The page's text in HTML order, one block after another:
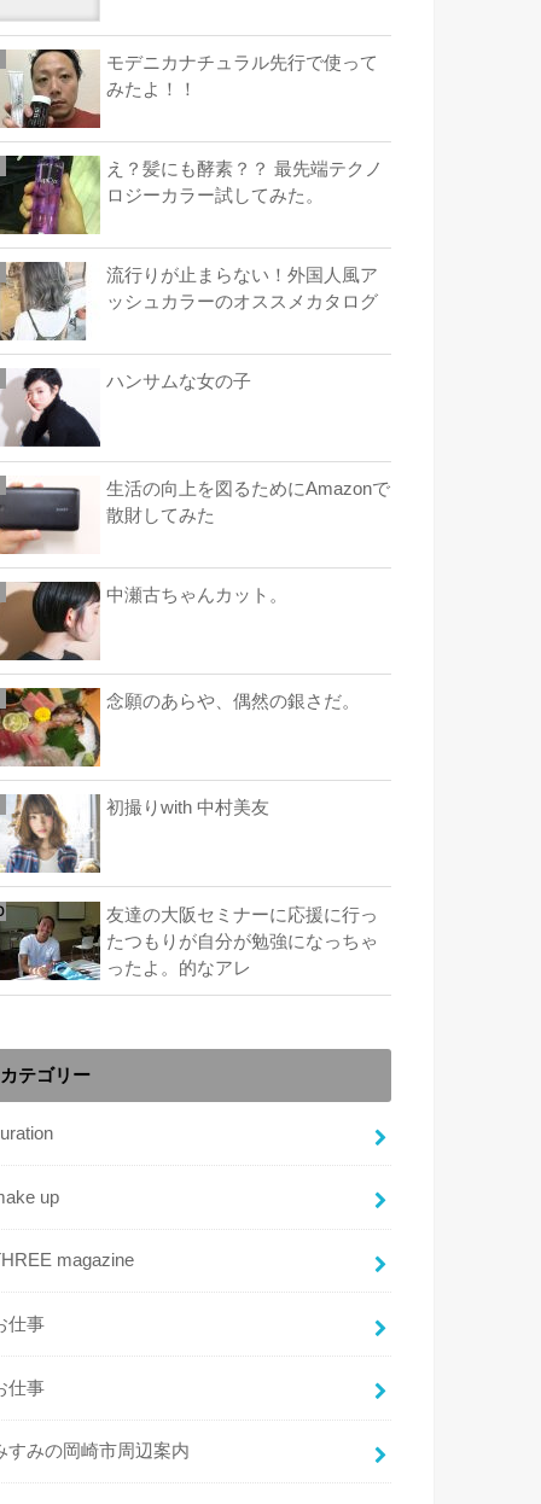
モデニカナチュラル先行で使って
みたよ！！
え？髪にも酵素？？ 最先端テクノ
ロジーカラー試してみた。
流行りが止まらない！外国人風ア
ッシュカラーのオススメカタログ
ハンサムな女の子
生活の向上を図るためにAmazonで
散財してみた
中瀬古ちゃんカット。
念願のあらや、偶然の銀さだ。
初撮りwith 中村美友
友達の大阪セミナーに応援に行っ
たつもりが自分が勉強になっちゃ
ったよ。的なアレ
カテゴリー
up
magazine
仕事
仕事
すみの岡崎市周辺案内